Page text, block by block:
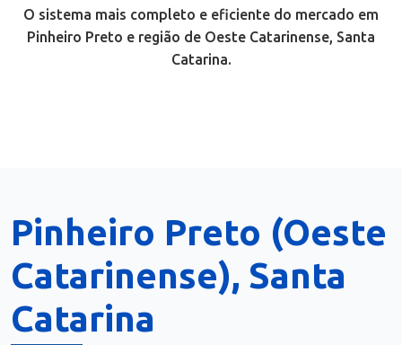
O sistema mais completo e eficiente do mercado em
Pinheiro Preto e região de Oeste Catarinense, Santa
Catarina.
Pinheiro Preto (Oeste
Catarinense), Santa
Catarina